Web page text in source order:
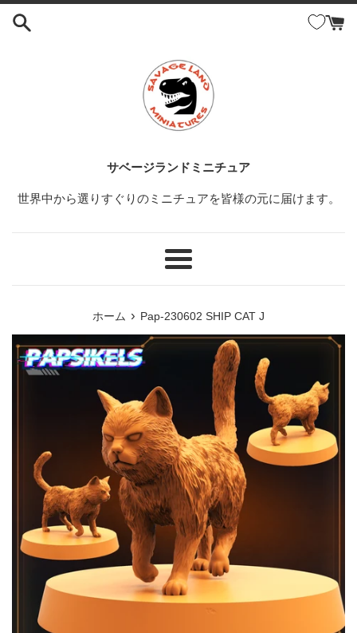
コ
サベージランドミニチュア
世界中から選りすぐりのミニチュアを皆様の元に届けます。
メ
ホーム › Pap-230602 SHIP CAT J